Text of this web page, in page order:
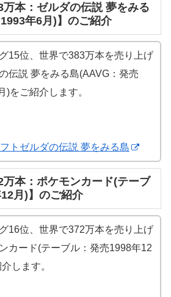
万本：ゼルダの伝説 夢をみる
年6月)】のご紹介
15位、世界で383万本を売り上げ
伝説 夢をみる島(AAVG：発売
)をご紹介します。
トゼルダの伝説 夢をみる島
万本：ポケモンカード(テーブ
月)】のご紹介
16位、世界で372万本を売り上げ
カード(テーブル：発売1998年12
します。